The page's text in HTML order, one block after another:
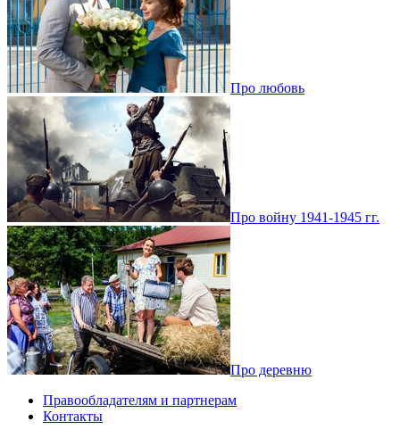
Про любовь
Про войну 1941-1945 гг.
Про деревню
Правообладателям и партнерам
Контакты